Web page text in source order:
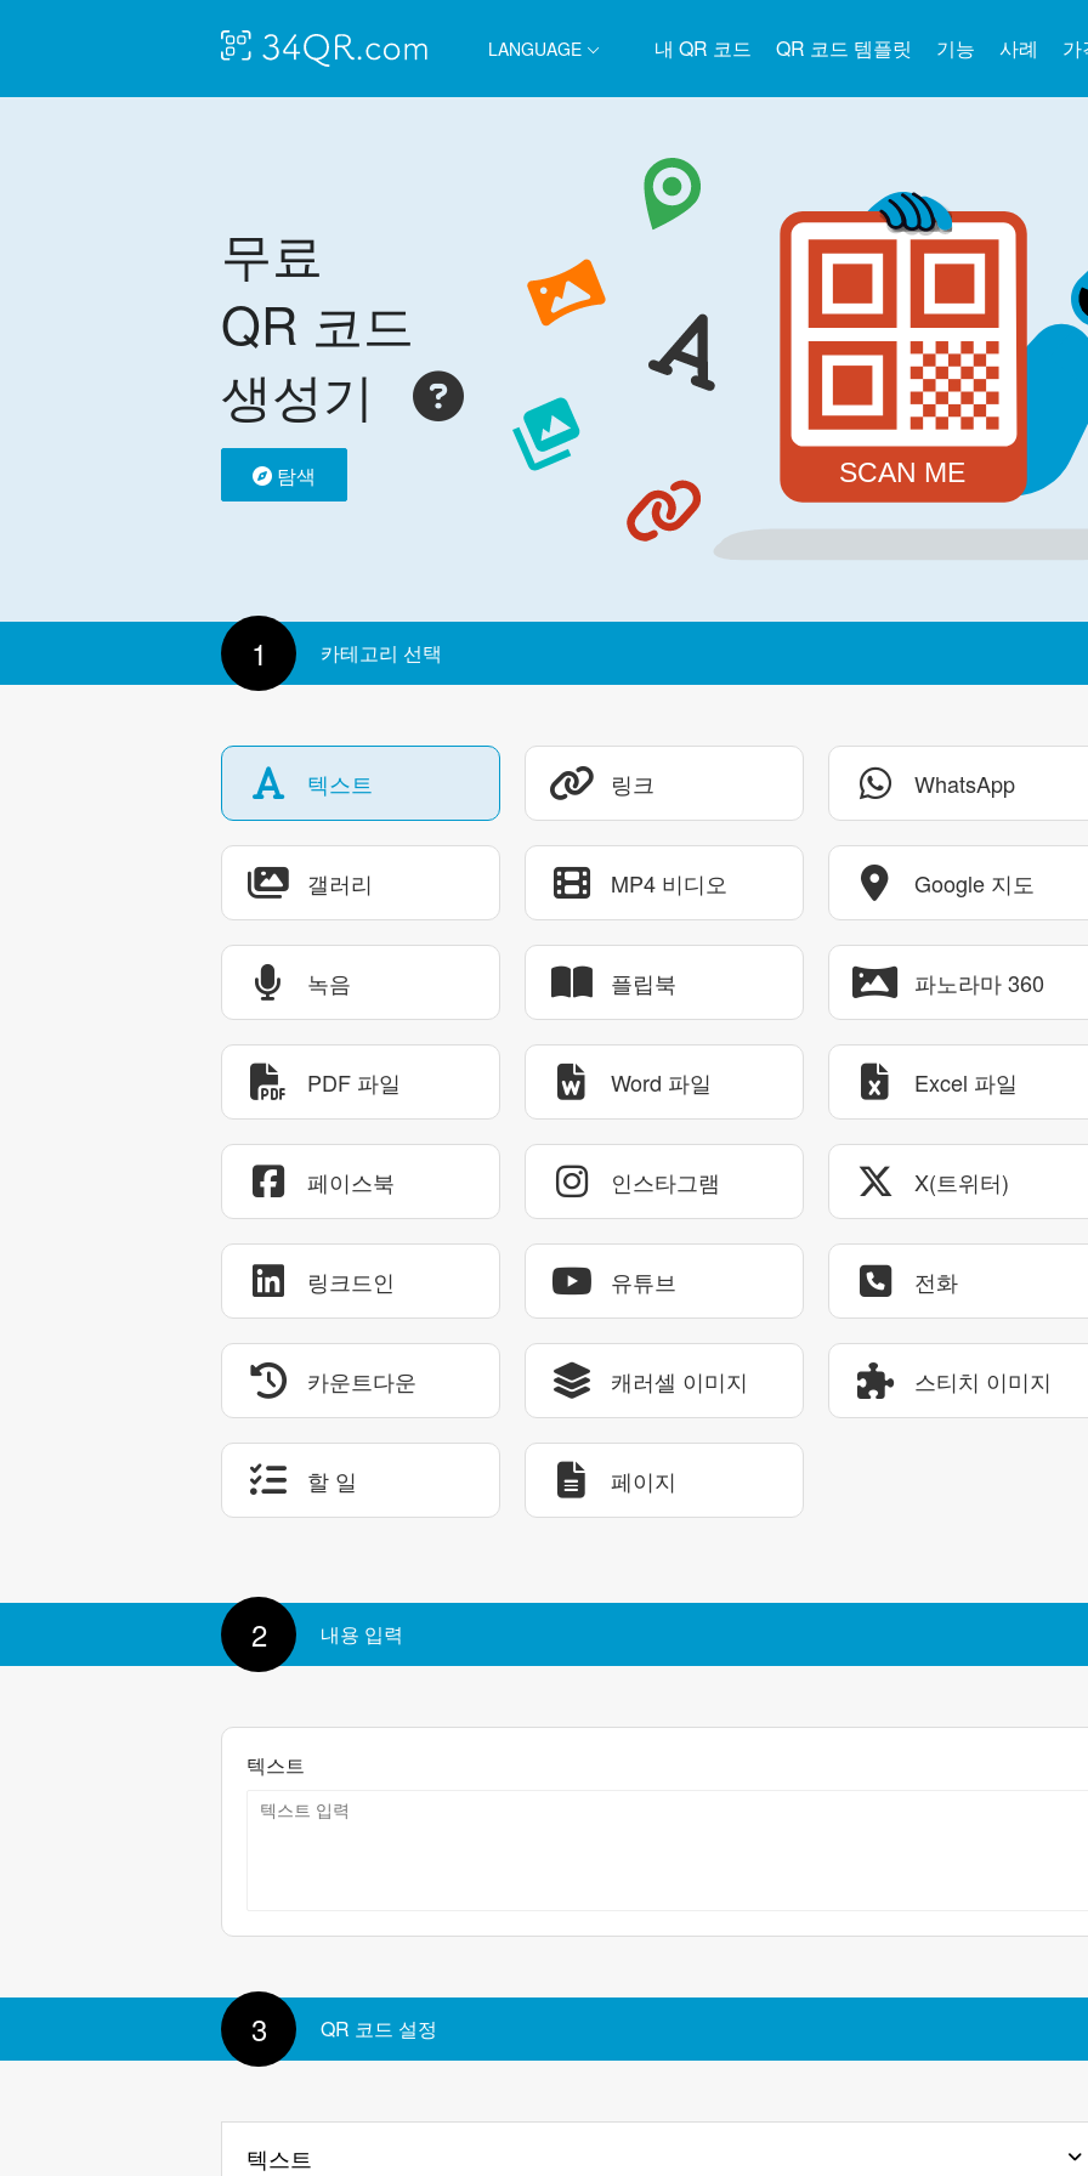
LANGUAGE 내 QR 코드 QR 코드 템플릿 기능 사례 가
무료
QR 코드
생성기
탐색
1 카테고리 선택
텍스트 링크 WhatsApp
갤러리 MP4 비디오 Google 지도
녹음 플립북 파노라마 360
PDF 파일 Word 파일 Excel 파일
페이스북 인스타그램 X(트위터)
링크드인 유튜브 전화
카운트다운 캐러셀 이미지 스티치 이미지
할 일 페이지
2 내용 입력
텍스트
3 QR 코드 설정
텍스트